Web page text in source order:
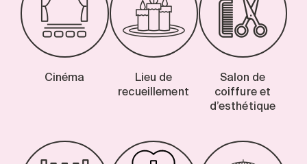
Cinéma
Lieu de
recueillement
Salon de
coiffure et
d’esthétique